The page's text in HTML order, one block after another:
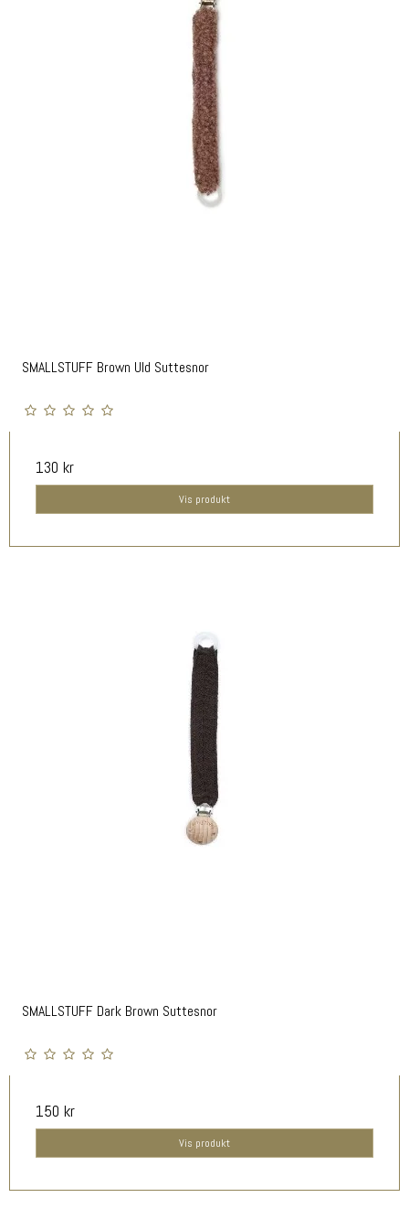
SMALLSTUFF Brown Uld Suttesnor
130 kr
Vis produkt
SMALLSTUFF Dark Brown Suttesnor
150 kr
Vis produkt